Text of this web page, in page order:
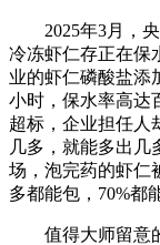
2025年3月，央
冷冻虾仁存正在保
业的虾仁磷酸盐添
小时，保水率高达
超标，企业担任人
几多，就能多出几
场，泡完药的虾仁
多都能包，70%都
值得大师留意的